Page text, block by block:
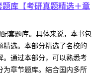
库【考研真题精选＋章
套题库。具体来说，本书包
选。本部分精选了名校的
。通过本部分，可以熟悉考
为章节题库。结合国内多所